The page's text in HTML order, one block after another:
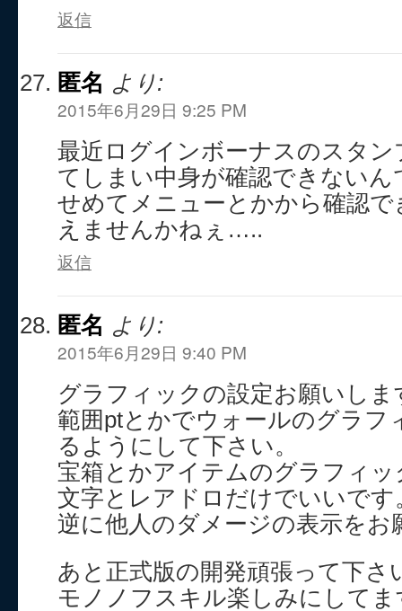
返信
匿名 より:
2015年6月29日 9:25 PM
最近ログインボーナスのスタン
てしまい中身が確認できない
せめてメニューとかから確認
えませんかねぇ…..
返信
匿名 より:
2015年6月29日 9:40 PM
グラフィックの設定お願いしま
範囲ptとかでウォールのグラフ
るようにして下さい。
宝箱とかアイテムのグラフィ
文字とレアドロだけでいいです
逆に他人のダメージの表示をお
あと正式版の開発頑張って下さ
モノノフスキル楽しみにしてま